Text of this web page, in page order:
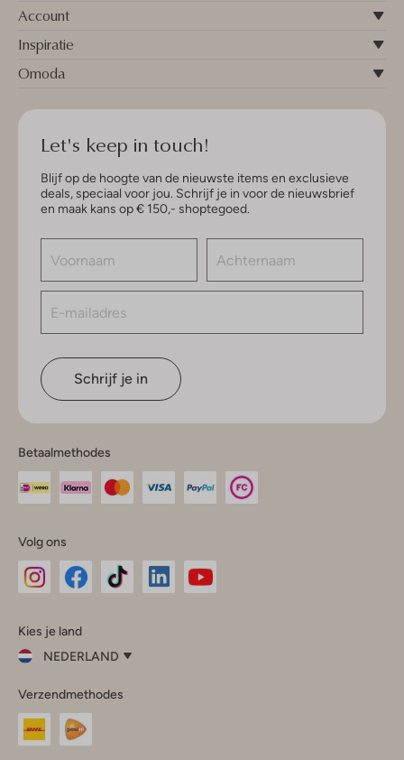
Account
Inspiratie
Omoda
Let's keep in touch!
Blijf op de hoogte van de nieuwste items en exclusieve
deals, speciaal voor jou. Schrijf je in voor de nieuwsbrief
en maak kans op € 150,- shoptegoed.
Schrijf je in
Betaalmethodes
Volg ons
InstagramFacebook
Kies je land
NEDERLAND
je
land
Nederland
Verzendmethodes